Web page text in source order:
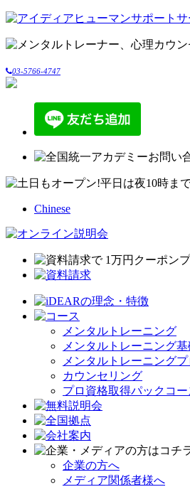
03-5766-4747
Chinese
メンタルトレーニング
メンタルトレーニング
メンタルトレーニング
カウンセリング
プロ資格取得パックコ
企業の方へ
メディア関係者様へ